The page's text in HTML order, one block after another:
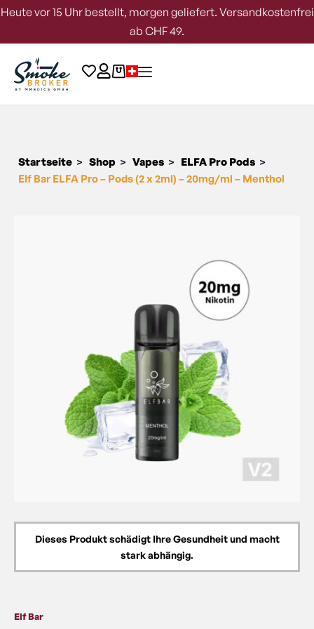
Heute vor 15 Uhr bestellt, morgen geliefert. Versandkostenfrei
ab CHF 49.
Startseite > Shop > Vapes > ELFA Pro Pods >
Elf Bar ELFA Pro – Pods (2 x 2ml) – 20mg/ml – Menthol
Dieses Produkt schädigt Ihre Gesundheit und macht
stark abhängig.
Elf Bar